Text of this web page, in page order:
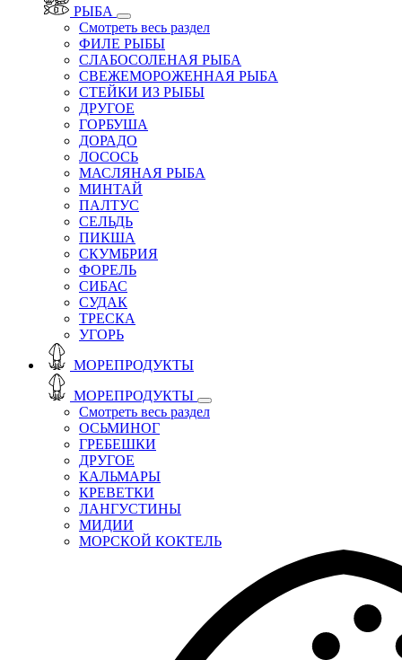
РЫБА
Смотреть весь раздел
ФИЛЕ РЫБЫ
СЛАБОСОЛЕНАЯ РЫБА
СВЕЖЕМОРОЖЕННАЯ РЫБА
СТЕЙКИ ИЗ РЫБЫ
ДРУГОЕ
ГОРБУША
ДОРАДО
ЛОСОСЬ
МАСЛЯНАЯ РЫБА
МИНТАЙ
ПАЛТУС
СЕЛЬДЬ
ПИКША
СКУМБРИЯ
ФОРЕЛЬ
СИБАС
СУДАК
ТРЕСКА
УГОРЬ
МОРЕПРОДУКТЫ
МОРЕПРОДУКТЫ
Смотреть весь раздел
ОСЬМИНОГ
ГРЕБЕШКИ
ДРУГОЕ
КАЛЬМАРЫ
КРЕВЕТКИ
ЛАНГУСТИНЫ
МИДИИ
МОРСКОЙ КОКТЕЛЬ